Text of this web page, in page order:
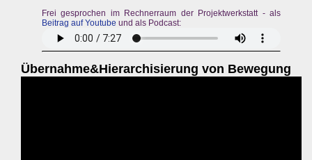
Frei gesprochen im Rechnerraum der Projektwerkstatt - als
Beitrag auf Youtube und als Podcast:
Übernahme&Hierarchisierung von Bewegung